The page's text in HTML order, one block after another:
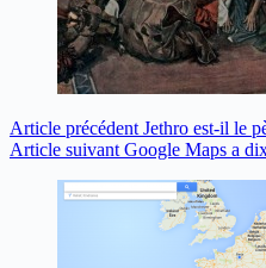
Article précédent Jethro est-il le
Article suivant Google Maps a